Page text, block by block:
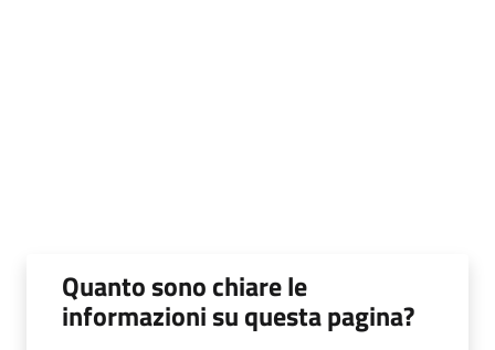
Quanto sono chiare le
informazioni su questa pagina?